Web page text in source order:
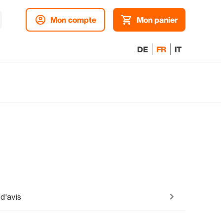
Mon compte Mon panier
DE FR IT